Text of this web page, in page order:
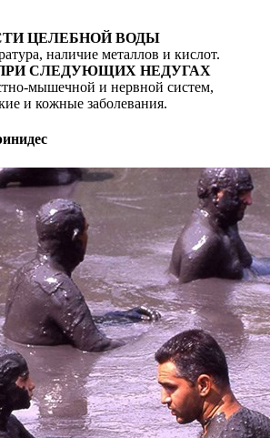
ЦЕЛЕБНОЙ ВОДЫ
наличие металлов и кислот.
СЛЕДУЮЩИХ НЕДУГАХ
мышечной и нервной систем,
и кожные заболевания.